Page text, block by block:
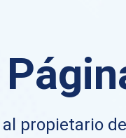
propietario